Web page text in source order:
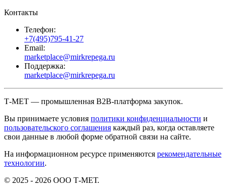
Контакты
Телефон:
+7(495)795-41-27
Email:
marketplace@mirkrepega.ru
Поддержка:
marketplace@mirkrepega.ru
Т-МЕТ — промышленная B2B-платформа закупок.
Вы принимаете условия политики конфиденциальности и
пользовательского соглашения каждый раз, когда оставляете
свои данные в любой форме обратной связи на сайте.
На информационном ресурсе применяются рекомендательные
технологии.
© 2025 - 2026 ООО Т-МЕТ.